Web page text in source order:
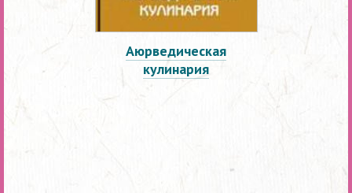
Аюрведическая
кулинария